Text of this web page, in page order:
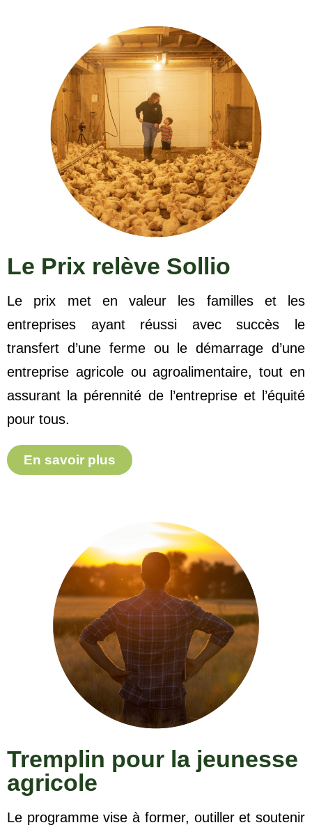
Le Prix relève Sollio
Le prix met en valeur les familles et les
entreprises ayant réussi avec succès le
transfert d’une ferme ou le démarrage d’une
entreprise agricole ou agroalimentaire, tout en
assurant la pérennité de l’entreprise et l’équité
pour tous.
En savoir plus
Tremplin pour la jeunesse
agricole
Le programme vise à former, outiller et soutenir